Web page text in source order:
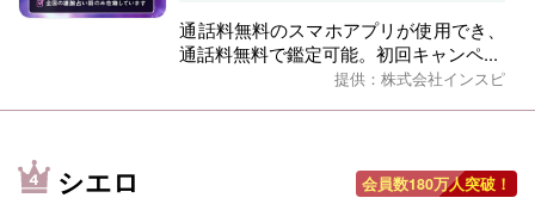
通話料無料のスマホアプリが使用でき、
通話料無料で鑑定可能。初回キャンペ...
提供：株式会社インスピ
シエロ 会員数180万人突破！